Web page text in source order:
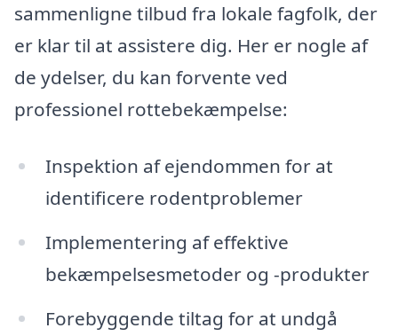
sammenligne tilbud fra lokale fagfolk, der
er klar til at assistere dig. Her er nogle af
de ydelser, du kan forvente ved
professionel rottebekæmpelse:
Inspektion af ejendommen for at
identificere rodentproblemer
Implementering af effektive
bekæmpelsesmetoder og -produkter
Forebyggende tiltag for at undgå